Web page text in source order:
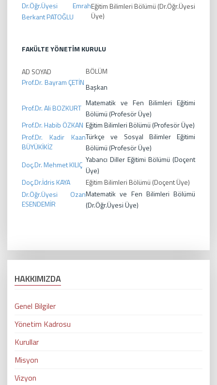
Dr.Öğr.Üyesi Emrah
Berkant PATOĞLU
Eğitim Bilimleri Bölümü (Dr.Öğr.Üyesi
Üye)
FAKÜLTE YÖNETİM KURULU
AD SOYAD
BÖLÜM
Prof.Dr. Bayram ÇETİNBaşkan
Prof.Dr. Ali BOZKURT
Matematik ve Fen Bilimleri Eğitimi
Bölümü (Profesör Üye)
Prof.Dr. Habib ÖZKAN Eğitim Bilimleri Bölümü (Profesör Üye)
Prof.Dr. Kadir Kaan
BÜYÜKİKİZ
Türkçe ve Sosyal Bilimler Eğitimi
Bölümü (Profesör Üye)
Doç.Dr. Mehmet KILIÇ
Yabancı Diller Eğitimi Bölümü (Doçent
Üye)
Doç.Dr.İdris KAYA
Eğitim Bilimleri Bölümü (Doçent Üye)
Dr.Öğr.Üyesi Ozan
ESENDEMİR
Matematik ve Fen Bilimleri Bölümü
(Dr.Öğr.Üyesi Üye)
HAKKIMIZDA
Genel Bilgiler
Yönetim Kadrosu
Kurullar
Misyon
Vizyon